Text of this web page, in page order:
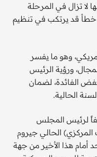
لا تزال في المرحلة
خطأ قد يرتكب في تنظيم
وهو ما يفسر
ورؤية الرئيس
الفائدة، لضمان
الحالية.
لرئيس المجلس
المركزي) الحالي جيروم
أمام هذا الأخير من جهة